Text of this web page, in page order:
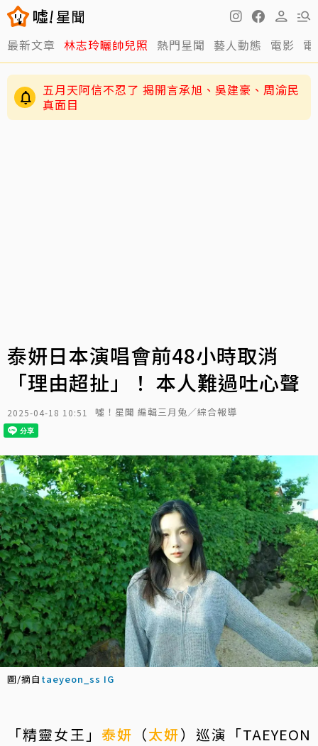
最新文章 林志玲曬帥兒照 熱門星聞 藝人動態 電影
五月天阿信不忍了 揭開言承旭、吳建豪、周渝民
真面目
泰妍日本演唱會前48小時取消
「理由超扯」！ 本人難過吐心聲
2025-04-18 10:51 噓！星聞 編輯三月兔／綜合報導
圖/摘自 taeyeon_ss IG
「精靈女王」 泰妍 （太妍）巡演「TAEYEON